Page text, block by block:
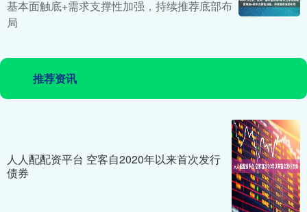
基本面触底+需求支撑性加强，持续推荐底部布
局
推荐资讯
人人配配资平台 空客自2020年以来首次发行
债券